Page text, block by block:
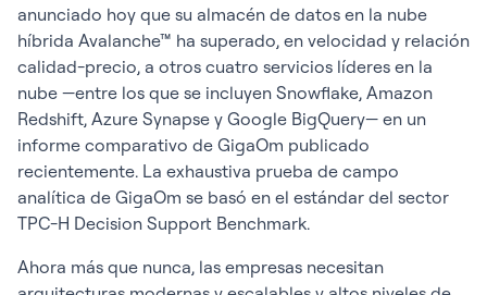
anunciado hoy que su almacén de datos en la nube
híbrida Avalanche™ ha superado, en velocidad y relación
calidad-precio, a otros cuatro servicios líderes en la
nube —entre los que se incluyen Snowflake, Amazon
Redshift, Azure Synapse y Google BigQuery— en un
informe comparativo de GigaOm publicado
recientemente. La exhaustiva prueba de campo
analítica de GigaOm se basó en el estándar del sector
TPC-H Decision Support Benchmark.
Ahora más que nunca, las empresas necesitan